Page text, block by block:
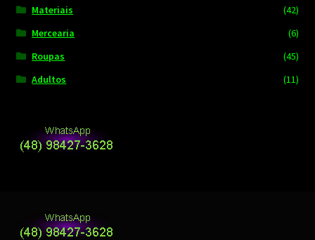
Materiais
(42)
Mercearia
(6)
Roupas
(45)
Adultos
(11)